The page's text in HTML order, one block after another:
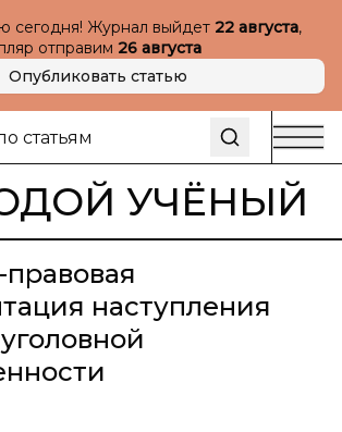
сегодня! Журнал выйдет 22 августа,
отправим 26 августа
Опубликовать статью
УЧЁНЫЙ
наступления